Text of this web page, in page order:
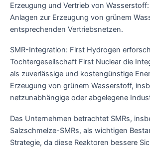
Erzeugung und Vertrieb von
Anlagen zur Erzeugung von grünem
entsprechenden Vertriebsnetzen.
SMR-Integration: First Hydrogen
Tochtergesellschaft First Nuclear die
als zuverlässige und kostengünstige
Erzeugung von grünem Wasserstoff,
netzunabhängige oder abgelegene
Das Unternehmen betrachtet SMRs,
Salzschmelze-SMRs, als wichtigen
Strategie, da diese Reaktoren bessere